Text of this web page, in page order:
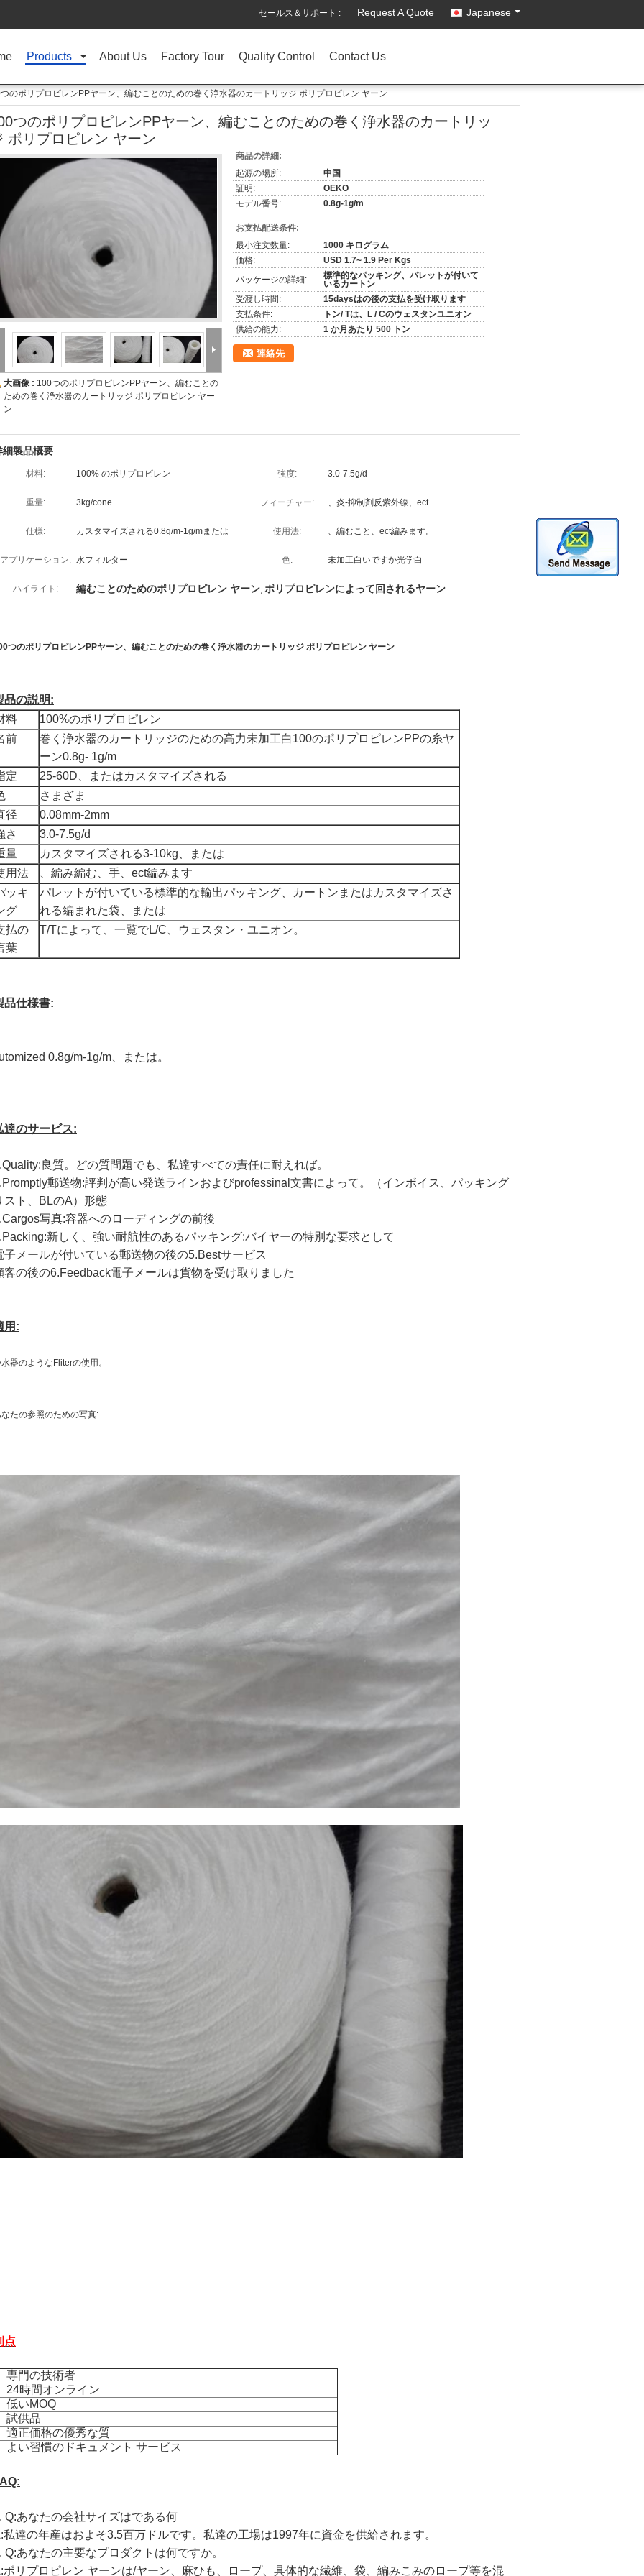
セールス＆サポート : Request A Quote Japanese
Products About Us Factory Tour Quality Control Contact Us
のポリプロピレンPPヤーン、編むことのための巻く浄水器のカートリッジ ポリプロピレン ヤーン
つのポリプロピレンPPヤーン、編むことのための巻く浄水器のカートリッ
ポリプロピレン ヤーン
大画像 : 100つのポリプロピレンPPヤーン、編むことの
ための巻く浄水器のカートリッジ ポリプロピレン ヤー
ン
商品の詳細:
起源の場所:
中国
証明:
OEKO
モデル番号:
0.8g-1g/m
お支払配送条件:
最小注文数量:
1000 キログラム
価格:
USD 1.7~ 1.9 Per Kgs
パッケージの詳細:
標準的なパッキング、パレットが付いて
いるカートン
受渡し時間:
15daysはの後の支払を受け取ります
支払条件:
トン/ Tは、L / Cのウェスタンユニオン
供給の能力:
1 か月あたり 500 トン
連絡先
細製品概要
材料: 100% のポリプロピレン 強度: 3.0-7.5g/d
重量: 3kg/cone フィーチャー: 、炎-抑制剤反紫外線、ect
仕様: カスタマイズされる0.8g/m-1g/mまたは 使用法: 、編むこと、ect編みます。
アプリケーション: 水フィルター 色: 未加工白いですか光学白
ハイライト: 編むことのためのポリプロピレン ヤーン, ポリプロピレンによって回されるヤーン
つのポリプロピレンPPヤーン、編むことのための巻く浄水器のカートリッジ ポリプロピレン ヤーン
品の説明:
料
100%のポリプロピレン
前
巻く浄水器のカートリッジのための高力未加工白100のポリプロピレンPPの糸ヤ
ーン0.8g- 1g/m
定
25-60D、またはカスタマイズされる
さまざま
径
0.08mm-2mm
さ
3.0-7.5g/d
量
カスタマイズされる3-10kg、または
用法
、編み編む、手、ect編みます
ッキ
グ
パレットが付いている標準的な輸出パッキング、カートンまたはカスタマイズさ
れる編まれた袋、または
払の
葉
T/Tによって、一覧でL/C、ウェスタン・ユニオン。
品仕様書:
0.8g/m-1g/m、または。
達のサービス:
良質。どの質問題でも、私達すべての責任に耐えれば。
郵送物:評判が高い発送ラインおよびprofessinal文書によって。（インボイス、パッキング
スト、BLのA）形態
写真:容器へのローディングの前後
新しく、強い耐航性のあるパッキング:バイヤーの特別な要求として
子メールが付いている郵送物の後の5.Bestサービス
客の後の6.Feedback電子メールは貨物を受け取りました
用:
器のようなFliterの使用。
たの参照のための写真:
点
専門の技術者
24時間オンライン
低いMOQ
試供品
適正価格の優秀な質
よい習慣のドキュメント サービス
Q:あなたの会社サイズはである何
私達の年産はおよそ3.5百万ドルです。私達の工場は1997年に資金を供給されます。
Q:あなたの主要なプロダクトは何ですか。
ポリプロピレン ヤーンは/ヤーン、麻ひも、ロープ、具体的な繊維、袋、編みこみのロープ等を混